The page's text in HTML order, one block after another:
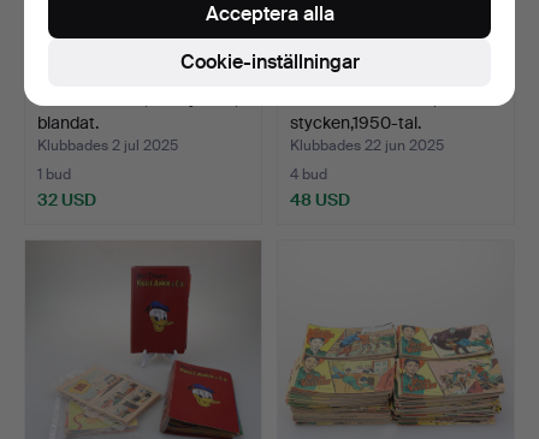
blandat.
Klubbades 2 jul 2025
1 bud
32 USD
stycken,1950-tal.
Klubbades 22 jun 2025
4 bud
48 USD
Cookie-inställningar
Acceptera alla